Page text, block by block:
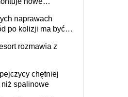
naprawach
po kolizji ma być
rozmawia z
chętniej
niż spalinowe